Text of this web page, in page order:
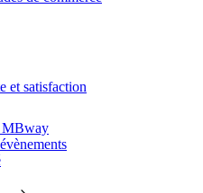
et satisfaction
MBway